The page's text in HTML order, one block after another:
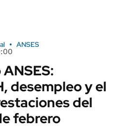
ANSES
desempleo y el
del
febrero